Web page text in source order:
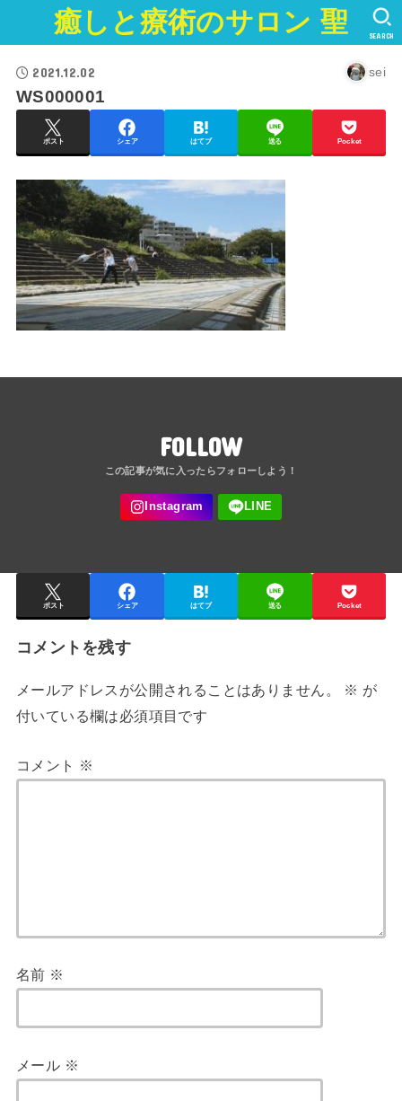
癒しと療術のサロン 聖 SEARCH
2021.12.02 sei
WS000001
ポスト シェア はてブ 送る Pocket
FOLLOW
ポスト シェア はてブ 送る Pocket
コメントを残す
メールアドレスが公開されることはありません。 ※ が
付いている欄は必須項目です
コメント ※
名前 ※
メール ※